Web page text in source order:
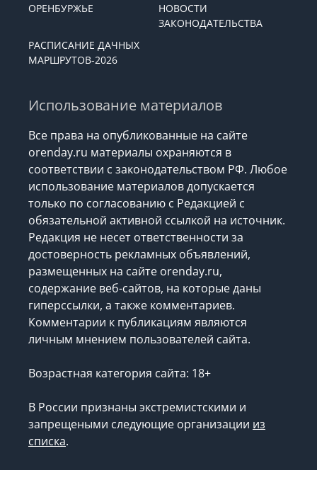
ОРЕНБУРЖЬЕ
НОВОСТИ
ЗАКОНОДАТЕЛЬСТВА
РАСПИСАНИЕ ДАЧНЫХ
МАРШРУТОВ-2026
Использование материалов
Все права на опубликованные на сайте
orenday.ru материалы охраняются в
соответствии с законодательством РФ. Любое
использование материалов допускается
только по согласованию с Редакцией с
обязательной активной ссылкой на источник.
Редакция не несет ответственности за
достоверность рекламных объявлений,
размещенных на сайте orenday.ru,
содержание веб-сайтов, на которые даны
гиперссылки, а также комментариев.
Комментарии к публикациям являются
личным мнением пользователей сайта.
Возрастная категория сайта: 18+
В России признаны экстремистскими и
запрещеными следующие организации из
списка.
Запрещено для детей.